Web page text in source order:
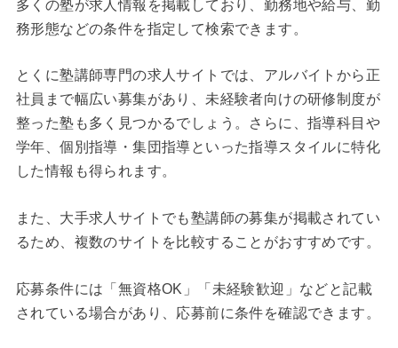
多くの塾が求人情報を掲載しており、勤務地や給与、勤
務形態などの条件を指定して検索できます。
とくに塾講師専門の求人サイトでは、アルバイトから正
社員まで幅広い募集があり、未経験者向けの研修制度が
整った塾も多く見つかるでしょう。さらに、指導科目や
学年、個別指導・集団指導といった指導スタイルに特化
した情報も得られます。
また、大手求人サイトでも塾講師の募集が掲載されてい
るため、複数のサイトを比較することがおすすめです。
応募条件には「無資格OK」「未経験歓迎」などと記載
されている場合があり、応募前に条件を確認できます。